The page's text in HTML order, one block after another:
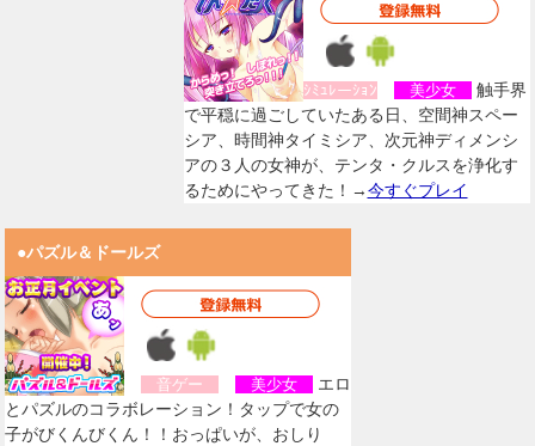
ｼﾐｭﾚーｼｮﾝ 美少女
触手界
で平穏に過ごしていたある日、空間神スペー
シア、時間神タイミシア、次元神ディメンシ
アの３人の女神が、テンタ・クルスを浄化す
るためにやってきた！→今すぐプレイ
●パズル＆ドールズ
音ゲー 美少女
エロ
とパズルのコラボレーション！タップで女の
子がびくんびくん！！おっぱいが、おしり